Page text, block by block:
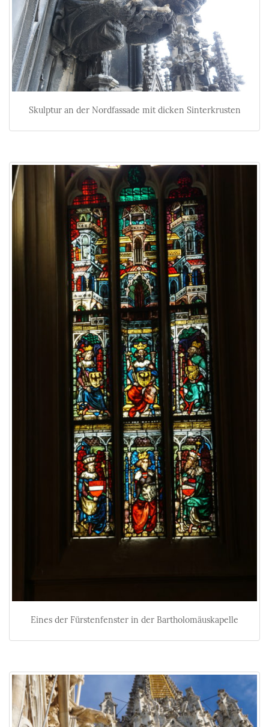
Skulptur an der Nordfassade mit dicken Sinterkrusten
Eines der Fürstenfenster in der Bartholomäuskapelle